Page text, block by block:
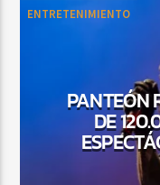
TITLE
CURRENT SHOW
12:00 AM
ENTRETENIMIENTO
PANTEÓN
DE